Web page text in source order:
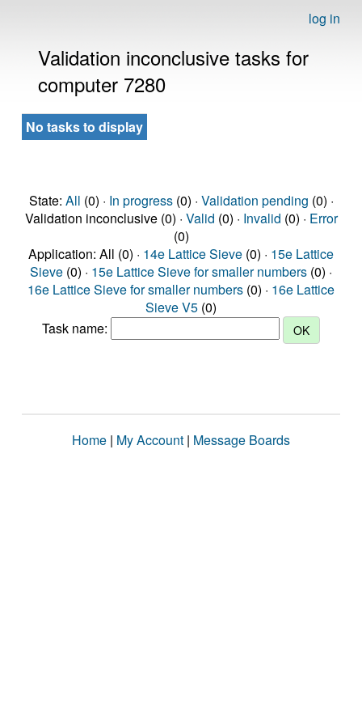
log in
Validation inconclusive tasks for
computer 7280
No tasks to display
State: All (0) · In progress(0) · Validation pending (0) ·
Validation inconclusive (0) · Valid (0) · Invalid (0) · Error
(0)
Application: All (0) · 14e Lattice Sieve (0) · 15e Lattice
Sieve (0) · 15e Lattice Sieve for smaller numbers (0) ·
16e Lattice Sieve for smaller numbers (0) · 16e Lattice
Sieve V5 (0)
Task name:
Home | My Account | Message Boards